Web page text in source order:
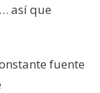
así que
fuente